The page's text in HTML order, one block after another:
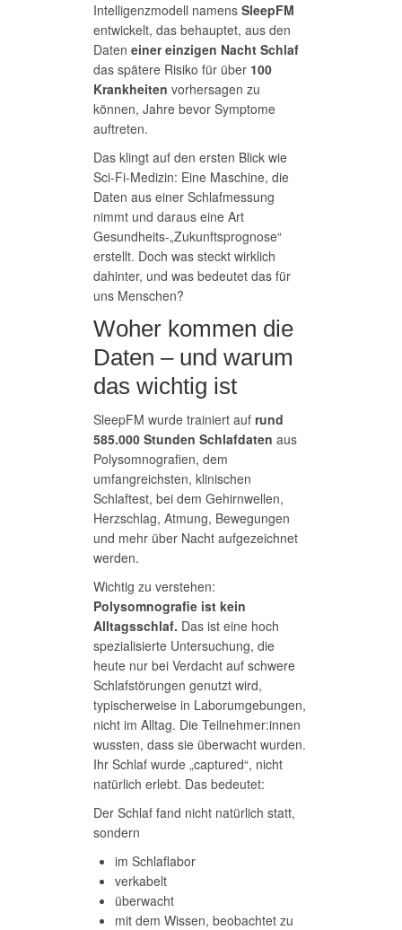
Intelligenzmodell namens SleepFM
entwickelt, das behauptet, aus den
Daten einer einzigen Nacht Schlaf
das spätere Risiko für über 100
Krankheiten vorhersagen zu
können, Jahre bevor Symptome
auftreten.
Das klingt auf den ersten Blick wie
Sci-Fi-Medizin: Eine Maschine, die
Daten aus einer Schlafmessung
nimmt und daraus eine Art
Gesundheits-„Zukunftsprognose“
erstellt. Doch was steckt wirklich
dahinter, und was bedeutet das für
uns Menschen?
Woher kommen die
Daten – und warum
das wichtig ist
SleepFM wurde trainiert auf rund
585.000 Stunden Schlafdaten aus
Polysomnografien, dem
umfangreichsten, klinischen
Schlaftest, bei dem Gehirnwellen,
Herzschlag, Atmung, Bewegungen
und mehr über Nacht aufgezeichnet
werden.
Wichtig zu verstehen:
Polysomnografie ist kein
Alltagsschlaf. Das ist eine hoch
spezialisierte Untersuchung, die
heute nur bei Verdacht auf schwere
Schlafstörungen genutzt wird,
typischerweise in Laborumgebungen,
nicht im Alltag. Die Teilnehmer:innen
wussten, dass sie überwacht wurden.
Ihr Schlaf wurde „captured“, nicht
natürlich erlebt. Das bedeutet:
Der Schlaf fand nicht natürlich statt,
sondern
im Schlaflabor
verkabelt
überwacht
mit dem Wissen, beobachtet zu